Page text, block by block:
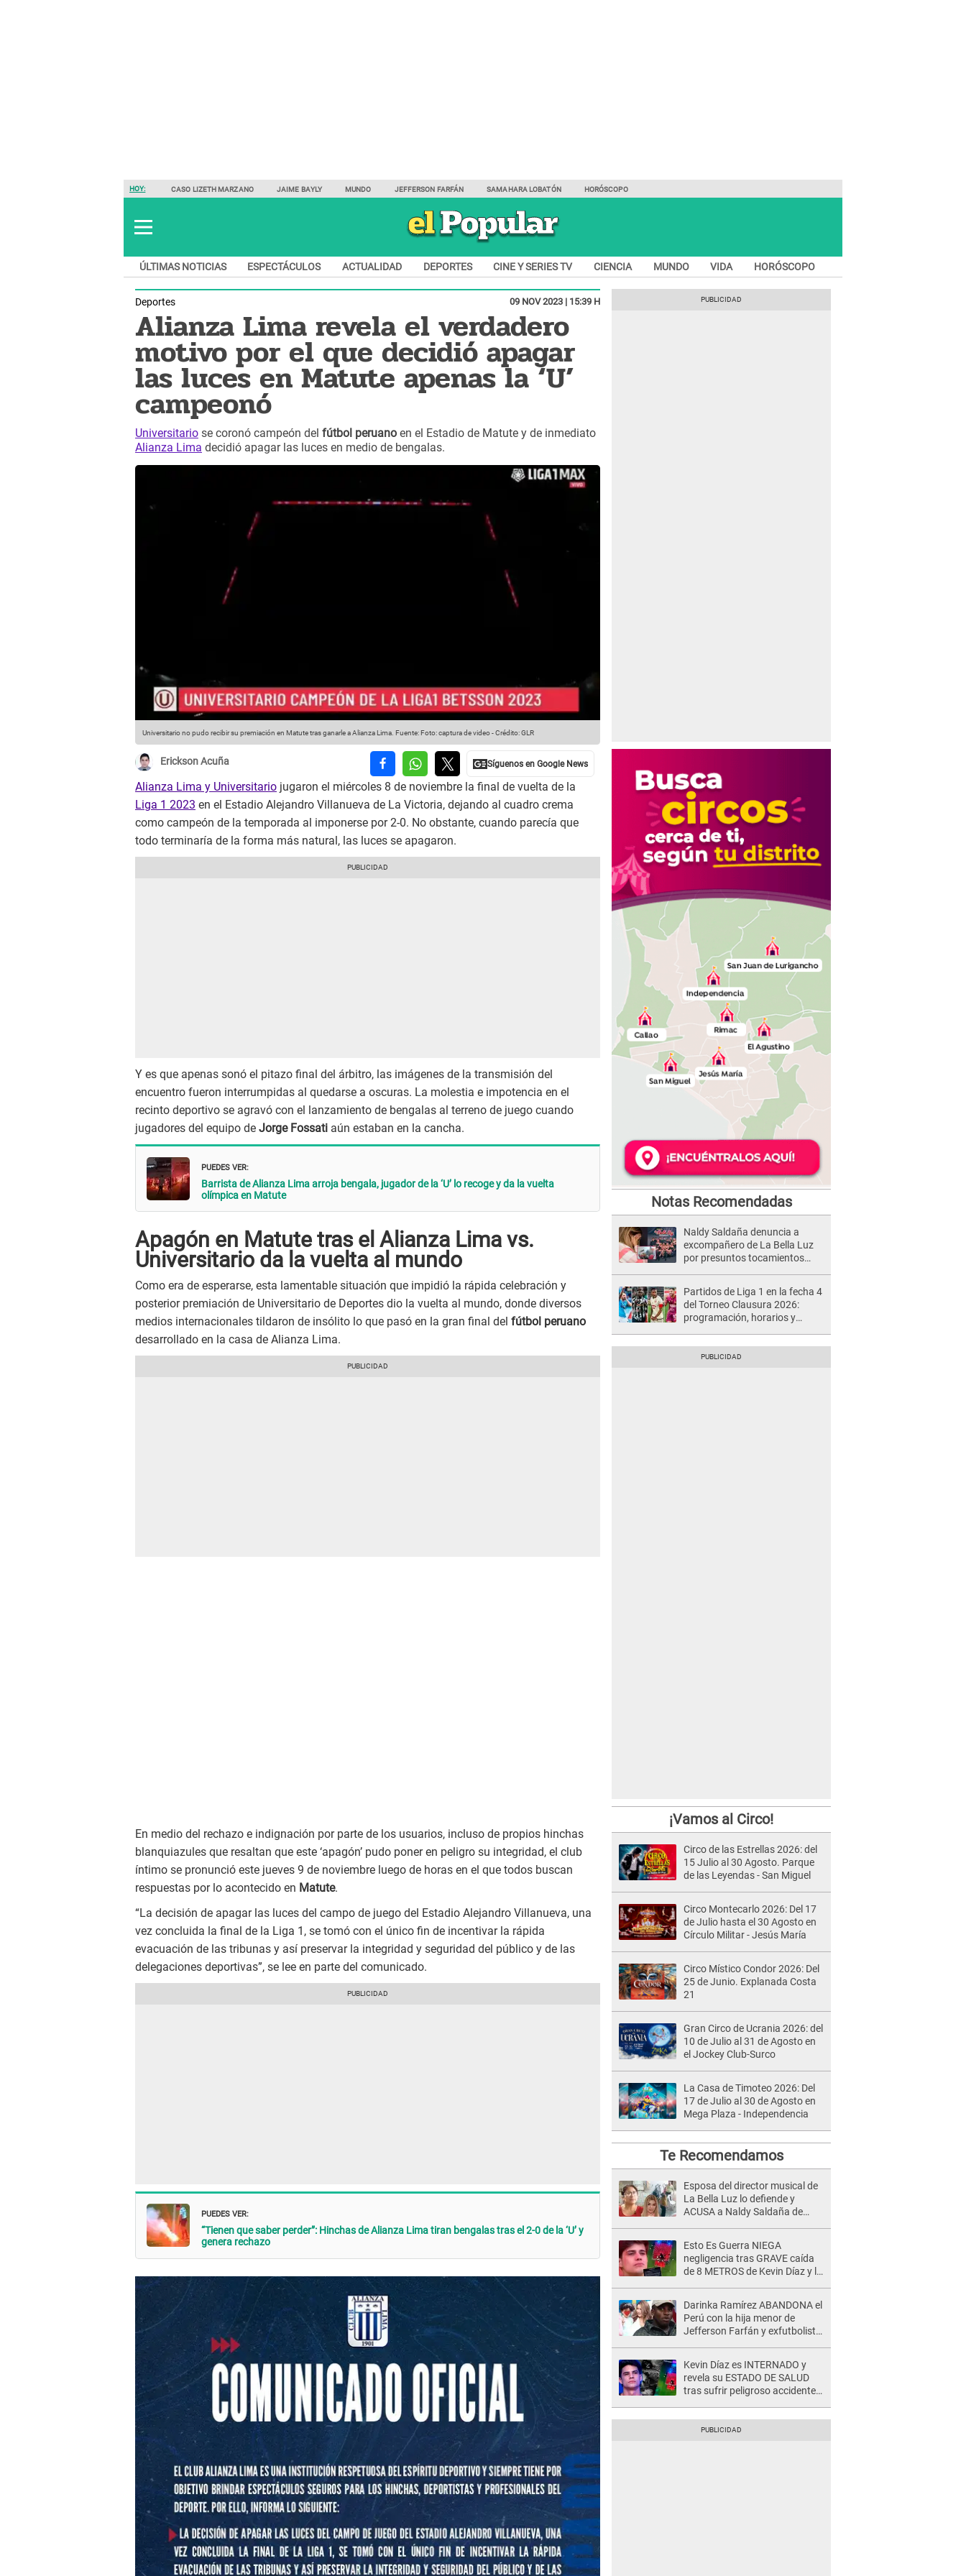
HOY: CASO LIZETH MARZANO JAIME BAYLY MUNDO JEFFERSON FARFÁN SAMAHARA LOBATÓN HORÓSCOPO
ÚLTIMAS NOTICIAS ESPECTÁCULOS ACTUALIDAD DEPORTES CINE Y SERIES TV CIENCIA MUNDO VIDA HORÓSCOPO
Deportes 09 NOV 2023 | 15:39 H
Alianza Lima revela el verdadero
motivo por el que decidió apagar
las luces en Matute apenas la ‘U’
campeonó
Universitario se coronó campeón del fútbol peruano en el Estadio de Matute y de inmediato
Alianza Lima decidió apagar las luces en medio de bengalas.
Universitario no pudo recibir su premiación en Matute tras ganarle a Alianza Lima. Fuente: Foto: captura de video-Crédito: GLR
Erickson Acuña
Alianza Lima y Universitario jugaron el miércoles 8 de noviembre la final de vuelta de la
Liga 1 2023 en el Estadio Alejandro Villanueva de La Victoria, dejando al cuadro crema
como campeón de la temporada al imponerse por 2-0. No obstante, cuando parecía que
todo terminaría de la forma más natural, las luces se apagaron.
Y es que apenas sonó el pitazo final del árbitro, las imágenes de la transmisión del
encuentro fueron interrumpidas al quedarse a oscuras. La molestia e impotencia en el
recinto deportivo se agravó con el lanzamiento de bengalas al terreno de juego cuando
jugadores del equipo de Jorge Fossati aún estaban en la cancha.
PUEDES VER:
Barrista de Alianza Lima arroja bengala, jugador de la ‘U’ lo recoge y da la vuelta
olímpica en Matute
Apagón en Matute tras el Alianza Lima vs.
Universitario da la vuelta al mundo
Como era de esperarse, esta lamentable situación que impidió la rápida celebración y
posterior premiación de Universitario de Deportes dio la vuelta al mundo, donde diversos
medios internacionales tildaron de insólito lo que pasó en la gran final del fútbol peruano
desarrollado en la casa de Alianza Lima.
En medio del rechazo e indignación por parte de los usuarios, incluso de propios hinchas
blanquiazules que resaltan que este ‘apagón’ pudo poner en peligro su integridad, el club
íntimo se pronunció este jueves 9 de noviembre luego de horas en el que todos buscan
respuestas por lo acontecido en Matute.
“La decisión de apagar las luces del campo de juego del Estadio Alejandro Villanueva, una
vez concluida la final de la Liga 1, se tomó con el único fin de incentivar la rápida
evacuación de las tribunas y así preservar la integridad y seguridad del público y de las
delegaciones deportivas”, se lee en parte del comunicado.
PUEDES VER:
“Tienen que saber perder”: Hinchas de Alianza Lima tiran bengalas tras el 2-0 de la ‘U’ y
genera rechazo
Notas Recomendadas
Naldy Saldaña denuncia a
excompañero de La Bella Luz
por presuntos tocamientos
Partidos de Liga 1 en la fecha 4
del Torneo Clausura 2026:
programación, horarios y
¡Vamos al Circo!
Circo de las Estrellas 2026: del
15 Julio al 30 Agosto. Parque
de las Leyendas - San Miguel
Circo Montecarlo 2026: Del 17
de Julio hasta el 30 Agosto en
Círculo Militar - Jesús María
Circo Místico Condor 2026: Del
25 de Junio. Explanada Costa
21
Gran Circo de Ucrania 2026: del
10 de Julio al 31 de Agosto en
el Jockey Club-Surco
La Casa de Timoteo 2026: Del
17 de Julio al 30 de Agosto en
Mega Plaza - Independencia
Te Recomendamos
Esposa del director musical de
La Bella Luz lo defiende y
ACUSA a Naldy Saldaña de
Esto Es Guerra NIEGA
negligencia tras GRAVE caída
de 8 METROS de Kevin Díaz y lo
Darinka Ramírez ABANDONA el
Perú con la hija menor de
Jefferson Farfán y exfutbolista
Kevin Díaz es INTERNADO y
revela su ESTADO DE SALUD
tras sufrir peligroso accidente